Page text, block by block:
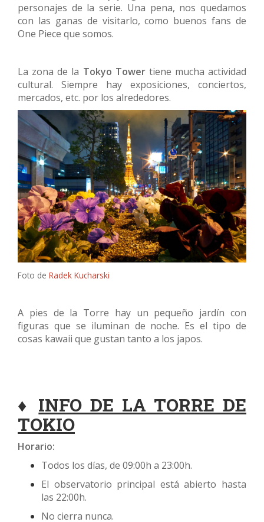
personajes de la serie. Una pena, nos quedamos
con las ganas de visitarlo, como buenos fans de
One Piece que somos.
La zona de la Tokyo Towertiene mucha actividad
cultural. Siempre hay exposiciones, conciertos,
mercados, etc. por los alrededores.
Foto de Radek Kucharski
A pies de la Torre hay un pequeño jardín con
figuras que se iluminan de noche. Es el tipo de
cosas kawaii que gustan tanto a los japos.
♦ INFO DE LA TORRE DE
TOKIO
Horario:
Todos los días, de 09:00h a 23:00h.
El observatorio principal está abierto hasta
las 22:00h.
No cierra nunca.